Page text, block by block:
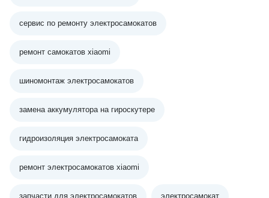
сервис по ремонту электросамокатов
ремонт самокатов xiaomi
шиномонтаж электросамокатов
замена аккумулятора на гироскутере
гидроизоляция электросамоката
ремонт электросамокатов xiaomi
запчасти для электросамокатов электросамокат